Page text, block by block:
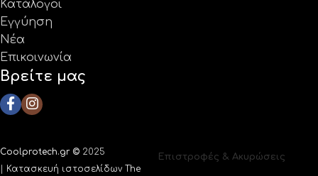
Κατάλογοι
Εγγύηση
Νέα
Επικοινωνία
Βρείτε μας
Coolprotech.gr © 2025
Κατασκευή ιστοσελίδων The
Επιστροφές & Ακυρώσεις